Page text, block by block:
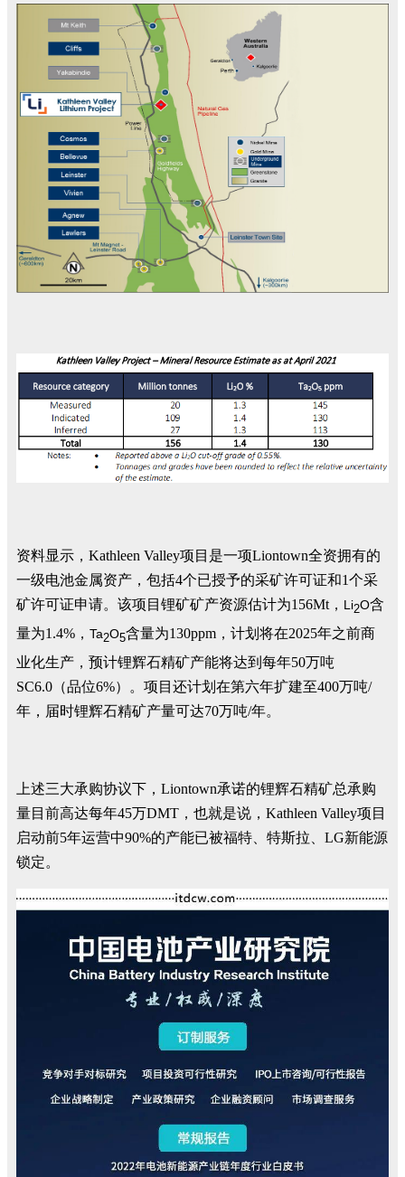
资料显示，Kathleen Valley项目是一项Liontown全资拥有的
一级电池金属资产，包括4个已授予的采矿许可证和1个采
矿许可证申请。该项目锂矿矿产资源估计为156Mt， Li2O含
量为1.4%， Ta2O5含量为130ppm，计划将在2025年之前商
业化生产，预计锂辉石精矿产能将达到每年50万吨
SC6.0（品位6%）。项目还计划在第六年扩建至400万吨/
年，届时锂辉石精矿产量可达70万吨/年。
上述三大承购协议下，Liontown承诺的锂辉石精矿总承购
量目前高达每年45万DMT，也就是说，Kathleen Valley项目
启动前5年运营中90%的产能已被福特、特斯拉、LG新能源
锁定。